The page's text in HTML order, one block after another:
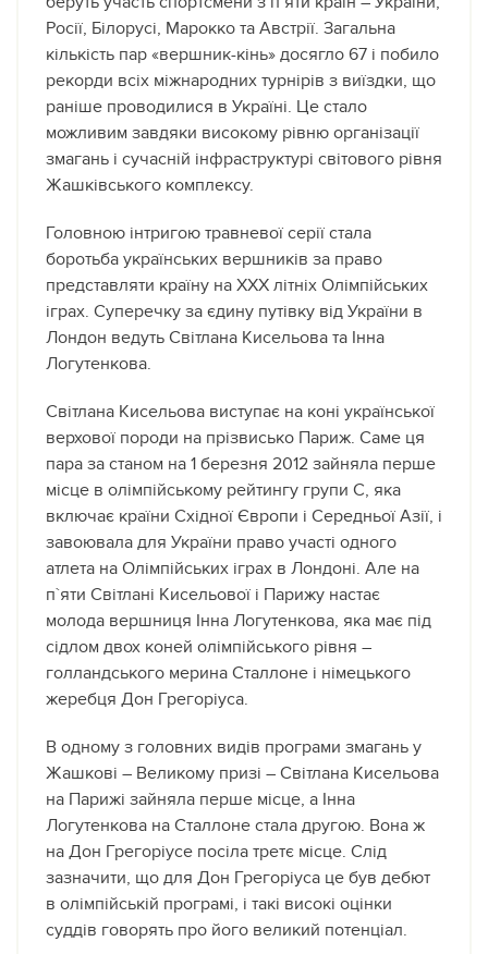
Росії, Білорусі, Марокко та Австрії. Загальна
кількість пар «вершник-кінь» досягло 67 і побило
рекорди всіх міжнародних турнірів з виїздки, що
раніше проводилися в Україні. Це стало
можливим завдяки високому рівню організації
змагань і сучасній інфраструктурі світового рівня
Жашківського комплексу.
Головною інтригою травневої серії стала
боротьба українських вершників за право
представляти країну на ХХХ літніх Олімпійських
іграх. Суперечку за єдину путівку від України в
Лондон ведуть Світлана Кисельова та Інна
Логутенкова.
Світлана Кисельова виступає на коні української
верхової породи на прізвисько Париж. Саме ця
пара за станом на 1 березня 2012 зайняла перше
місце в олімпійському рейтингу групи С, яка
включає країни Східної Європи і Середньої Азії, і
завоювала для України право участі одного
атлета на Олімпійських іграх в Лондоні. Але на
п`яти Світлані Кисельової і Парижу настає
молода вершниця Інна Логутенкова, яка має під
сідлом двох коней олімпійського рівня –
голландського мерина Сталлоне і німецького
жеребця Дон Грегоріуса.
В одному з головних видів програми змагань у
Жашкові – Великому призі – Світлана Кисельова
на Парижі зайняла перше місце, а Інна
Логутенкова на Сталлоне стала другою. Вона ж
на Дон Грегоріусе посіла третє місце. Слід
зазначити, що для Дон Грегоріуса це був дебют
в олімпійській програмі, і такі високі оцінки
суддів говорять про його великий потенціал.